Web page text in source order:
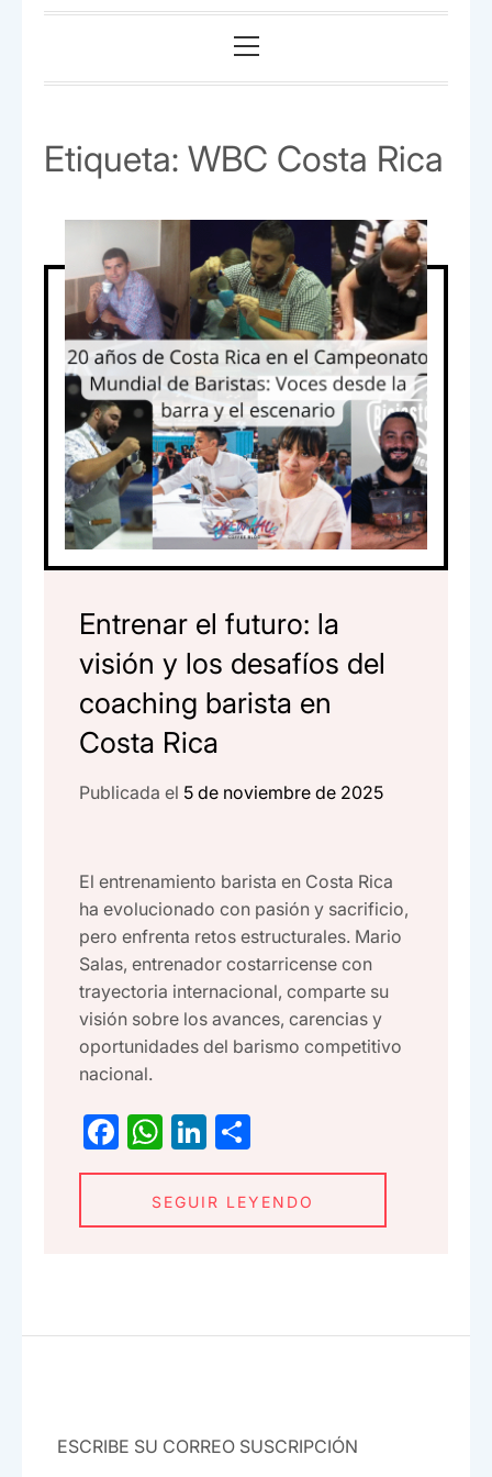
principal
Etiqueta: WBC Costa Rica
Entrenar el futuro: la
visión y los desafíos del
coaching barista en
Costa Rica
Publicada el 5 de noviembre de 2025
El entrenamiento barista en Costa Rica
ha evolucionado con pasión y sacrificio,
pero enfrenta retos estructurales. Mario
Salas, entrenador costarricense con
trayectoria internacional, comparte su
visión sobre los avances, carencias y
oportunidades del barismo competitivo
nacional.
F
a
e
o
W
h
at
s
p
Li
n
ke
dI
o
m
p
SEGUIR LEYENDO